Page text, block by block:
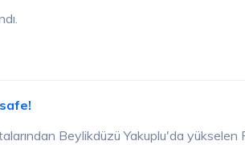
Beylikdüzü Yakuplu'da